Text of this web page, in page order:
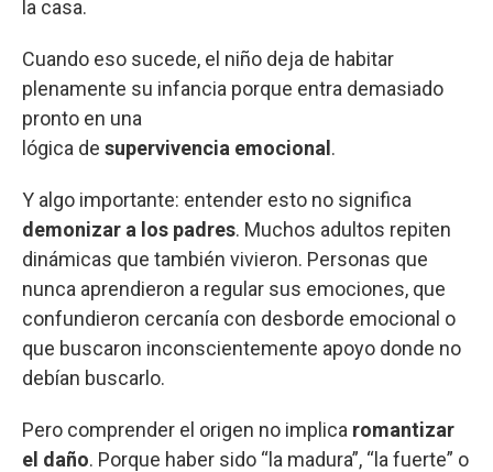
la casa.
Cuando eso sucede, el niño deja de habitar
plenamente su infancia porque entra demasiado
pronto en una
lógica de supervivencia emocional .
Y algo importante: entender esto no significa
demonizar a los padres. Muchos adultos repiten
dinámicas que también vivieron. Personas que
nunca aprendieron a regular sus emociones, que
confundieron cercanía con desborde emocional o
que buscaron inconscientemente apoyo donde no
debían buscarlo.
Pero comprender el origen no implica romantizar
el daño. Porque haber sido “la madura”, “la fuerte” o